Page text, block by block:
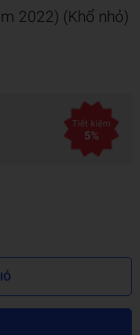
2022) (Khổ nhỏ)
Tiết kiệm
5%